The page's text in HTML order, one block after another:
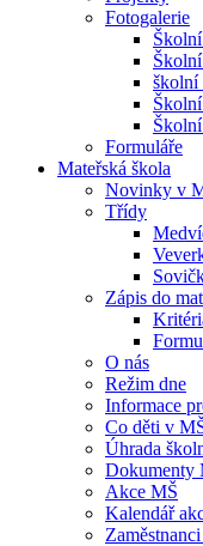
Fotogalerie
školní
Formuláře
Mateřská škola
Novinky v
Třídy
Zápis do
O nás
Režim dne
Informace
Co děti v
Úhrada
Dokumenty
Akce MŠ
Kalendář